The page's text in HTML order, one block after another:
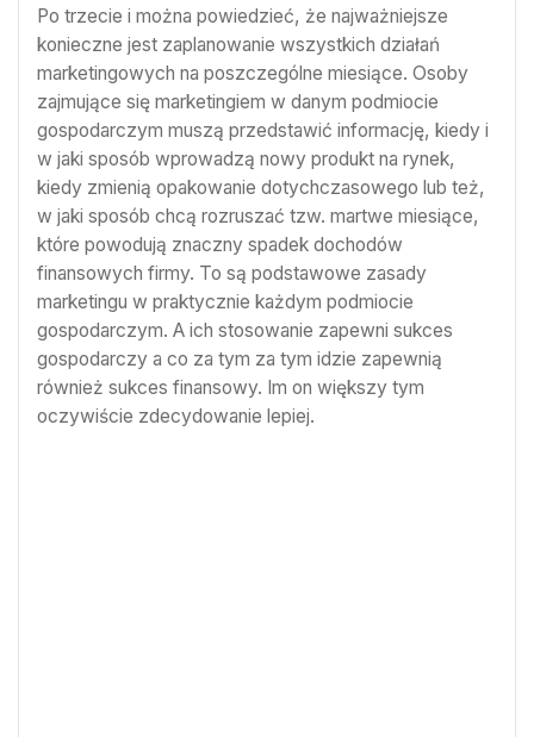
Po trzecie i można powiedzieć, że najważniejsze
konieczne jest zaplanowanie wszystkich działań
marketingowych na poszczególne miesiące. Osoby
zajmujące się marketingiem w danym podmiocie
gospodarczym muszą przedstawić informację, kiedy i
w jaki sposób wprowadzą nowy produkt na rynek,
kiedy zmienią opakowanie dotychczasowego lub też,
w jaki sposób chcą rozruszać tzw. martwe miesiące,
które powodują znaczny spadek dochodów
finansowych firmy. To są podstawowe zasady
marketingu w praktycznie każdym podmiocie
gospodarczym. A ich stosowanie zapewni sukces
gospodarczy a co za tym za tym idzie zapewnią
również sukces finansowy. Im on większy tym
oczywiście zdecydowanie lepiej.